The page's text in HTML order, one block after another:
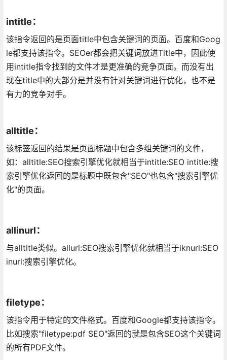
intitle：
该指令返回的是页面title中包含关键词的页面。百度和Goog
le都支持该指令。SEOer都会把关键词放进Title中，因此使
用intitle指令找到的文件才是更准确的竞争页面。而没有出
现在title中的大部分是并没有针对关键词进行优化，也不是
有力的竞争对手。
alltitle：
该标签返回的结果是页面标题中包含多组关键词的文件，
如：alltitle:SEO搜索引擎优化就相当于intitle:SEO intitle:搜
索引擎优化返回的是标题中既包含"SEO"也包含"搜索引擎优
化"的页面。
allinurl：
与alltitle类似。allurl:SEO搜索引擎优化就相当于iknurl:SEO
inurl:搜索引擎优化。
filetype：
该指令用于特定的文件格式。百度和Google都支持该指令。
比如搜索"filetype:pdf SEO"返回的就是包含SEO这个关键词
的所有PDF文件。